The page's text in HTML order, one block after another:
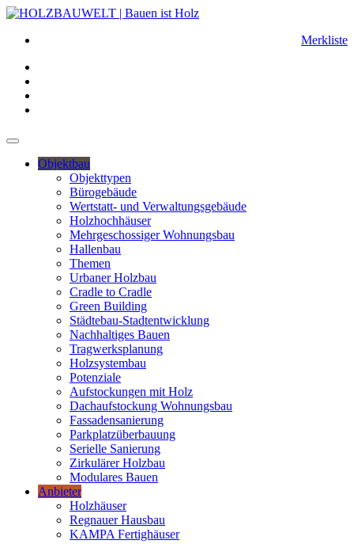
Merkliste
Objektbau
Objekttypen
Bürogebäude
Wertstatt- und Verwaltungsgebäude
Holzhochhäuser
Mehrgeschossiger Wohnungsbau
Hallenbau
Themen
Urbaner Holzbau
Cradle to Cradle
Green Building
Städtebau-Stadtentwicklung
Nachhaltiges Bauen
Tragwerksplanung
Holzsystembau
Potenziale
Aufstockungen mit Holz
Dachaufstockung Wohnungsbau
Fassadensanierung
Parkplatzüberbauung
Serielle Sanierung
Zirkulärer Holzbau
Modulares Bauen
Anbieter
Holzhäuser
Regnauer Hausbau
KAMPA Fertighäuser